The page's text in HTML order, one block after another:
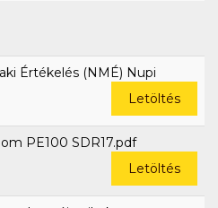
Értékelés (NMÉ) Nupi
Letöltés
PE100 SDR17.pdf
Letöltés